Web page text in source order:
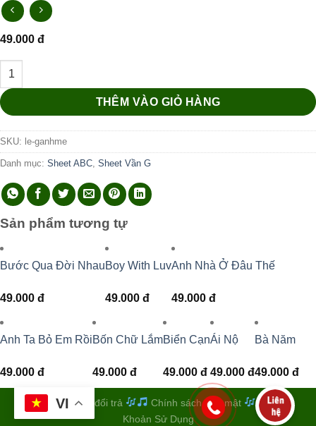
49.000 đ
Gánh Mẹ số lượng
THÊM VÀO GIỎ HÀNG
SKU: le-ganhme
Danh mục: Sheet ABC Sheet Vần G
Sản phẩm tương tự
Bước Qua Đời Nhau
49.000 đ
Boy With Luv
49.000 đ
Anh Nhà Ở Đâu Thế
49.000 đ
Anh Ta Bỏ Em Rồi
49.000 đ
Bốn Chữ Lắm
49.000 đ
Biển Cạn
49.000 đ
Ái Nộ
49.000 đ
Bà Năm
49.000 đ
Quy định đổi trả Chính sách bảo mật
Điều
Khoản Sử Dụng
VI